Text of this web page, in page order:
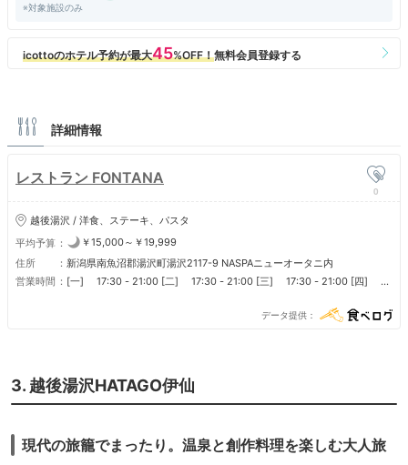
ディナービュッフェの目玉、
でも、もう一つの目玉のカニは、
なんだか身も細くてイマイチ。
快適に楽しめた。
ただし、露天風呂は小さくて、
※対象施設のみ
詳細情報
レストラン FONTANA
0
越後湯沢 / 洋食、ステーキ、パスタ
平均予算
￥15,000～￥19,999
住所
新潟県南魚沼郡湯沢町湯沢2117-9 NASPAニューオータニ内
営業時間
[一] 17:30 - 21:00 [二] 17:30 - 21:00 [三] 17:30 - 21:00 [四]
21:00 [節假日] 17:30 - 21:00 [節假日前] 17:30 - 21:00 [節假日後]
より営業日が変更となる場合がございます
データ提供
3. 越後湯沢HATAGO伊仙
現代の旅籠でまったり。温泉と創作料理を楽しむ大人旅